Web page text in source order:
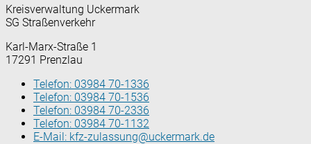
Kreisverwaltung Uckermark
SG Straßenverkehr
Karl-Marx-Straße 1
17291 Prenzlau
Telefon: 03984 70-1336
Telefon: 03984 70-1536
Telefon: 03984 70-2336
Telefon: 03984 70-1132
E-Mail: kfz-zulassung@uckermark.de